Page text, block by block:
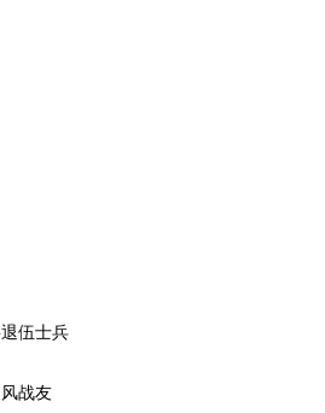
伍士兵
战友